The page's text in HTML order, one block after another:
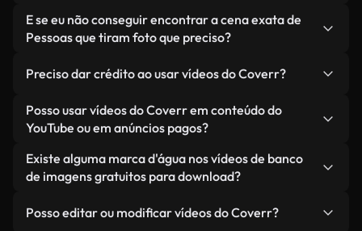
relacionadas a Pessoas que tiram foto, juntamente
com vídeos gerados por IA. Cada vídeo é
claramente identificado para que você sempre
saiba o que está usando.
Não, se você selecionar nossas versões
otimizadas. Oferecemos formatos leves e prontos
— mantendo a alta qualidade, minimizando os
como LCP.
E se eu não conseguir encontrar a cena exata de
Pessoas que tiram foto que preciso?
Coverr AI Studio. Basta descrever a cena — como
"Pessoas que tiram foto ao pôr do sol" — e o Studio
gerará um vídeo personalizado para você em
segundos, alinhado com nossos padrões de
licenciamento.
Preciso dar crédito ao usar vídeos do Coverr?
Não é necessário dar crédito. Todos os vídeos em
nossa biblioteca são livres de direitos autorais e
embora isso seja sempre bem-vindo.
Posso usar vídeos do Coverr em conteúdo do
YouTube ou em anúncios pagos?
Sim. Todas as imagens de arquivo da Coverr
podem ser usadas em vídeos monetizados do
de clientes — desde que você não esteja
Existe alguma marca d'água nos vídeos de banco
de imagens gratuitos para download?
reais ou gerados por IA — inclui marcas d'água.
Posso editar ou modificar vídeos do Coverr?